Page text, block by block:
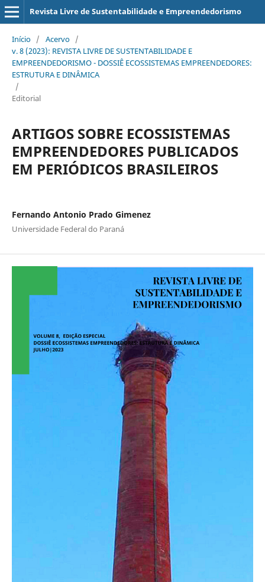
Revista Livre de Sustentabilidade e Empreendedorismo
Início / Acervo /
v. 8 (2023): REVISTA LIVRE DE SUSTENTABILIDADE E
EMPREENDEDORISMO - DOSSIÊ ECOSSISTEMAS EMPREENDEDORES:
ESTRUTURA E DINÂMICA
/
Editorial
ARTIGOS SOBRE ECOSSISTEMAS
EMPREENDEDORES PUBLICADOS
EM PERIÓDICOS BRASILEIROS
Fernando Antonio Prado Gimenez
Universidade Federal do Paraná